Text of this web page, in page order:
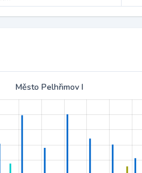
Město Pelhřimov I